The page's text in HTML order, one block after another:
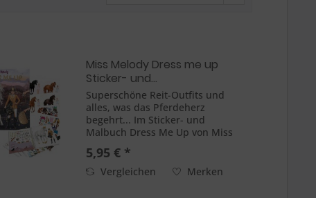
Miss Melody Dress me up
Sticker- und...
Superschöne Reit-Outfits und
alles, was das Pferdeherz
begehrt... Im Sticker- und
Malbuch Dress Me Up von Miss
Melody kann man mit 11
Stickerbogen auf 24 Seiten tolle
Looks für Reiterinnen und ihre
Huf-Freunde zusammenstellen.
5,95 € *
Vergleichen Merken